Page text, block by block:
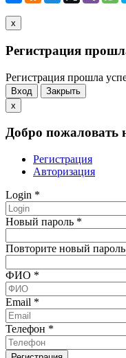
x
Регистрация
Регистрация прошла
Вход
Закрыть
x
Добро пожаловать
Регистрация
Авторизация
Login *
Новый пароль *
Повторите новый пароль
ФИО *
Email *
Телефон *